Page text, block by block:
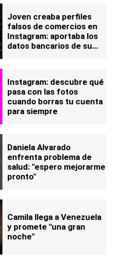
Joven creaba perfiles
falsos de comercios en
Instagram: aportaba los
datos bancarios de su
Instagram: descubre qué
pasa con las fotos
cuando borras tu cuenta
para siempre
Daniela Alvarado
enfrenta problema de
salud: "espero mejorarme
pronto"
Camila llega a Venezuela
y promete "una gran
noche"